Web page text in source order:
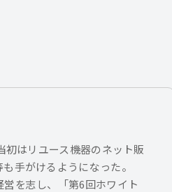
はリユース機器のネット販
手がけるようになった。
を志し、「第6回ホワイト